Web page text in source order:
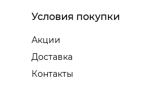
Условия покупки
Акции
Доставка
Контакты